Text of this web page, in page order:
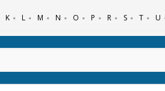
K L M N O P R S T U